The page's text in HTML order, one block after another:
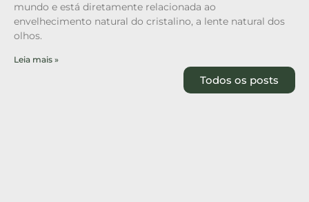
mundo e está diretamente relacionada ao
envelhecimento natural do cristalino, a lente natural dos
olhos.
Leia mais »
Todos os posts